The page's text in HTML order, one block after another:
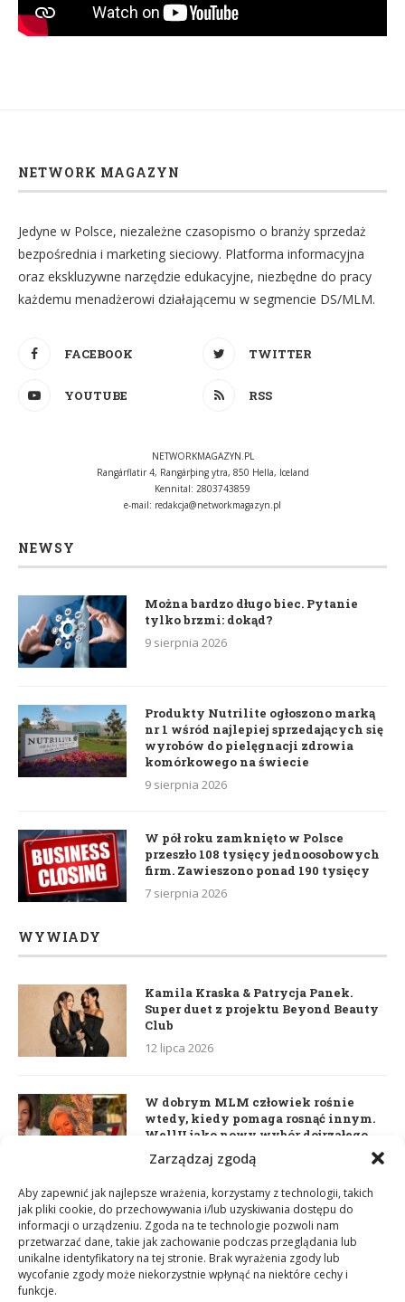
Zarządzaj zgodą
Aby zapewnić jak najlepsze wrażenia, korzystamy z technologii, takich
jak pliki cookie, do przechowywania i/lub uzyskiwania dostępu do
informacji o urządzeniu. Zgoda na te technologie pozwoli nam
przetwarzać dane, takie jak zachowanie podczas przeglądania lub
unikalne identyfikatory na tej stronie. Brak wyrażenia zgody lub
wycofanie zgody może niekorzystnie wpłynąć na niektóre cechy i
funkcje.
NETWORK MAGAZYN
Jedyne w Polsce, niezależne czasopismo o branży sprzedaż
bezpośrednia i marketing sieciowy. Platforma informacyjna
oraz ekskluzywne narzędzie edukacyjne, niezbędne do pracy
każdemu menadżerowi działającemu w segmencie DS/MLM.
FACEBOOK TWITTER
YOUTUBE RSS
NETWORKMAGAZYN.PL
Rangárflatir 4, Rangárþing ytra, 850 Hella, Iceland
Kennital: 2803743859
e-mail: redakcja@networkmagazyn.pl
NEWSY
Można bardzo długo biec. Pytanie
tylko brzmi: dokąd?
9 sierpnia 2026
Produkty Nutrilite ogłoszono marką
nr 1 wśród najlepiej sprzedających się
wyrobów do pielęgnacji zdrowia
komórkowego na świecie
9 sierpnia 2026
W pół roku zamknięto w Polsce
przeszło 108 tysięcy jednoosobowych
firm. Zawieszono ponad 190 tysięcy
7 sierpnia 2026
WYWIADY
Kamila Kraska & Patrycja Panek.
Super duet z projektu Beyond Beauty
Club
12 lipca 2026
W dobrym MLM człowiek rośnie
wtedy, kiedy pomaga rosnąć innym.
WellU jako nowy wybór dojrzałego
lidera
Daria Dudzik. Kocham Cię
17 kwietnia 2026